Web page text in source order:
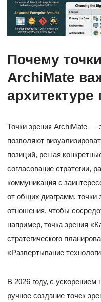
Почему
ArchiMate
архитектуре
Точки зрения ArchiMate —
позволяют
позиций, решая
согласование стратегии,
коммуникация с
от общих диаграмм, точки
отношения, чтобы
например, точка зрения
стратегического
«Развертывание
В 2026 году, с
ручное создание точек